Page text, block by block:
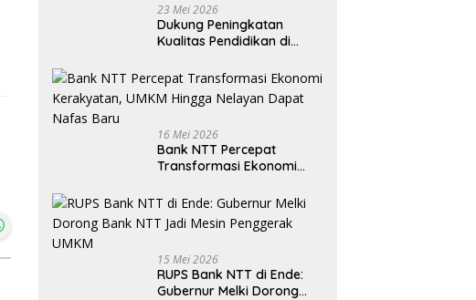
23 Mei 2026
Dukung Peningkatan
Kualitas Pendidikan di
Beasiswa bagi 59
Mahasiswa Universitas
Katolik Weetebula
16 Mei 2026
Bank NTT Percepat
Transformasi Ekonomi
Nelayan Dapat Nafas
Baru
15 Mei 2026
RUPS Bank NTT di Ende:
Gubernur Melki Dorong